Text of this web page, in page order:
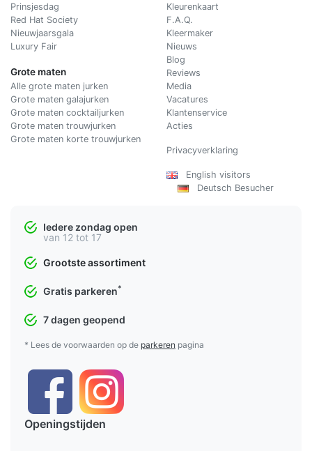
Prinsjesdag
Red Hat Society
Nieuwjaarsgala
Luxury Fair
Grote maten
Alle grote maten jurken
Grote maten galajurken
Grote maten cocktailjurken
Grote maten trouwjurken
Grote maten korte trouwjurken
Kleurenkaart
F.A.Q.
Kleermaker
Nieuws
Blog
Reviews
Media
Vacatures
Klantenservice
Acties
Privacyverklaring
English visitors
Deutsch Besucher
Iedere zondag open
van 12 tot 17
Grootste assortiment
Gratis parkeren*
7 dagen geopend
* Lees de voorwaarden op de parkeren pagina
Openingstijden